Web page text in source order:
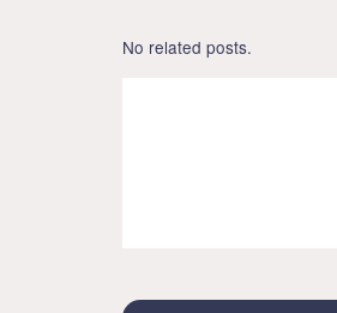
No related posts.